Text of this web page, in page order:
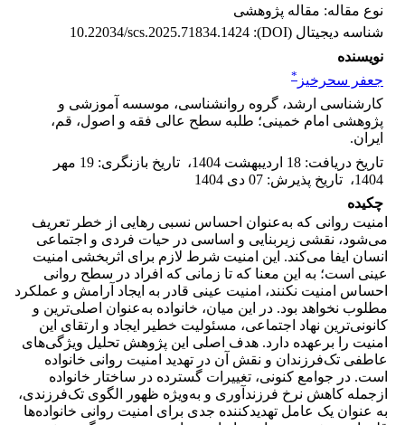
نوع مقاله: مقاله پژوهشی
شناسه دیجیتال (DOI):
10.22034/scs.2025.71834.1424
نویسنده
جعفر سحرخیز *
کارشناسی ارشد، گروه روانشناسی، موسسه آموزشی و
پژوهشی امام خمینی؛ طلبه سطح عالی فقه و اصول، قم،
ایران.
تاریخ دریافت: 18 اردیبهشت 1404 ، تاریخ بازنگری:
19 مهر
1404، تاریخ پذیرش: 07 دی 1404
چکیده
امنیت روانی که به‌عنوان احساس نسبی رهایی از خطر تعریف
می‌شود، نقشی زیربنایی و اساسی در حیات فردی و اجتماعی
انسان ایفا می‌کند. این امنیت شرط لازم برای اثربخشی امنیت
عینی است؛ به این معنا که تا زمانی که افراد در سطح روانی
احساس امنیت نکنند، امنیت عینی قادر به ایجاد آرامش و عملکرد
مطلوب نخواهد بود. در این میان، خانواده به‌عنوان اصلی‌ترین و
کانونی‌ترین نهاد اجتماعی، مسئولیت خطیر ایجاد و ارتقای این
امنیت را برعهده دارد. هدف اصلی این پژوهش تحلیل ویژگی‌های
عاطفی تک‌فرزندان و نقش آن در تهدید امنیت روانی خانواده
است. در جوامع کنونی، تغییرات گسترده در ساختار خانواده
ازجمله کاهش نرخ فرزندآوری و به‌ویژه ظهور الگوی تک‌فرزندی،
به عنوان یک عامل تهدیدکننده جدی برای امنیت روانی خانواده‌ها